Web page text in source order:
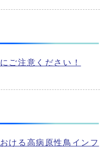
ご注意ください！
ける高病原性鳥インフ